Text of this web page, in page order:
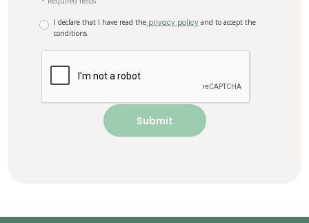
I declare that I have read the privacy policy and to accept the
conditions.